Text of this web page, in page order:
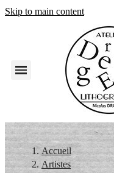
Skip to main content
Accueil
Artistes